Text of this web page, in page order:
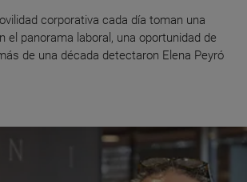
corporativa cada día toman una
el panorama laboral, una oportunidad de
de una década detectaron Elena Peyró